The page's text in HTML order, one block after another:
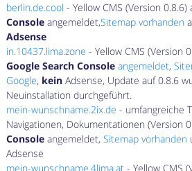
berlin.de.cool - Yellow CMS (Version
Console angemeldet,Sitemap vorhanden
Adsense
in.10437.lima.zone - Yellow CMS (Version
Google Search Console angemeldet,
Google, kein Adsense, Update auf 0.8.6
Neuinstallation durchgeführt.
mein-wunschname.2ix.de - umfangreiche
Navigationen, Dokumentationen (Version
Console angemeldet,Sitemap vorhanden
Adsense
mein-wunschname.4lima.at - Yellow CMS